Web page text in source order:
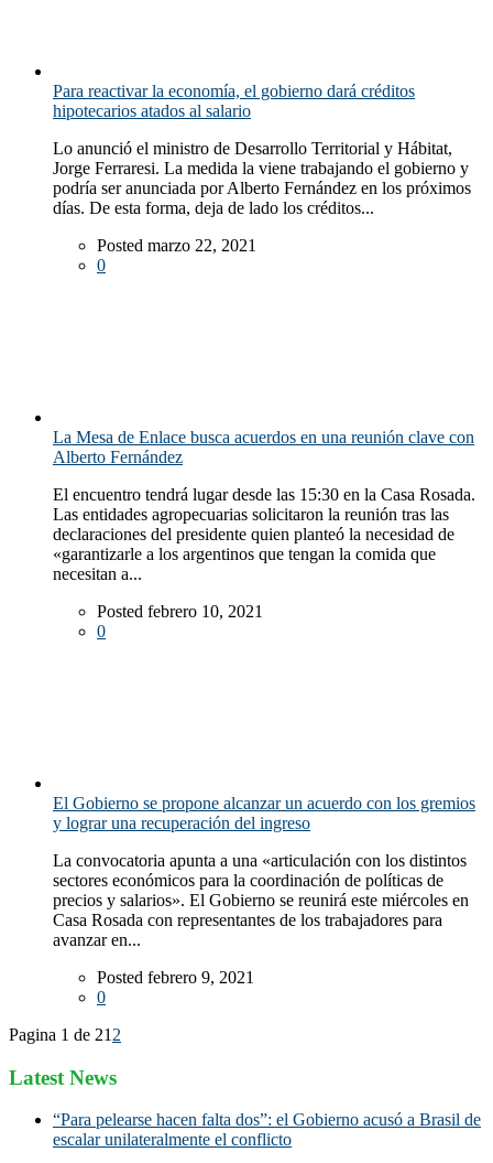
Para reactivar la economía, el gobierno dará créditos
hipotecarios atados al salario
Lo anunció el ministro de Desarrollo Territorial y Hábitat,
Jorge Ferraresi. La medida la viene trabajando el gobierno y
podría ser anunciada por Alberto Fernández en los próximos
días. De esta forma, deja de lado los créditos...
Posted marzo 22, 2021
0
La Mesa de Enlace busca acuerdos en una reunión clave con
Alberto Fernández
El encuentro tendrá lugar desde las 15:30 en la Casa Rosada.
Las entidades agropecuarias solicitaron la reunión tras las
declaraciones del presidente quien planteó la necesidad de
«garantizarle a los argentinos que tengan la comida que
necesitan a...
Posted febrero 10, 2021
0
El Gobierno se propone alcanzar un acuerdo con los gremios
y lograr una recuperación del ingreso
La convocatoria apunta a una «articulación con los distintos
sectores económicos para la coordinación de políticas de
precios y salarios». El Gobierno se reunirá este miércoles en
Casa Rosada con representantes de los trabajadores para
avanzar en...
Posted febrero 9, 2021
0
Pagina 1 de 21 2
Latest News
“Para pelearse hacen falta dos”: el Gobierno acusó a Brasil de
escalar unilateralmente el conflicto